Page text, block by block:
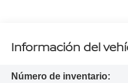
Información del
Número de inventario: